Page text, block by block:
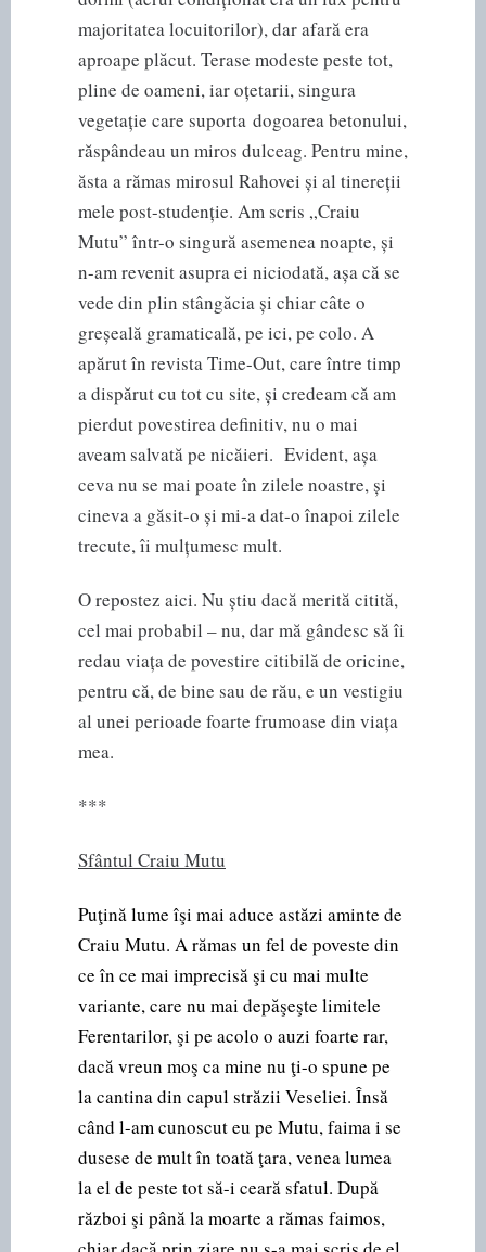
majoritatea locuitorilor), dar afară era
aproape plăcut. Terase modeste peste tot,
pline de oameni, iar oțetarii, singura
vegetație care suporta dogoarea betonului,
răspândeau un miros dulceag. Pentru mine,
ăsta a rămas mirosul Rahovei și al tinereții
mele post-studenție. Am scris „Craiu
Mutu” într-o singură asemenea noapte, și
n-am revenit asupra ei niciodată, așa că se
vede din plin stângăcia și chiar câte o
greșeală gramaticală, pe ici, pe colo. A
apărut în revista Time-Out, care între timp
a dispărut cu tot cu site, și credeam că am
pierdut povestirea definitiv, nu o mai
aveam salvată pe nicăieri. Evident, așa
ceva nu se mai poate în zilele noastre, și
cineva a găsit-o și mi-a dat-o înapoi zilele
trecute, îi mulțumesc mult.
O repostez aici. Nu știu dacă merită citită,
cel mai probabil – nu, dar mă gândesc să îi
redau viața de povestire citibilă de oricine,
pentru că, de bine sau de rău, e un vestigiu
al unei perioade foarte frumoase din viața
mea.
***
Sfântul Craiu Mutu
Puţină lume îşi mai aduce astăzi aminte de
Craiu Mutu. A rămas un fel de poveste din
ce în ce mai imprecisă şi cu mai multe
variante, care nu mai depăşeşte limitele
Ferentarilor, şi pe acolo o auzi foarte rar,
dacă vreun moş ca mine nu ţi-o spune pe
la cantina din capul străzii Veseliei. Însă
când l-am cunoscut eu pe Mutu, faima i se
dusese de mult în toată ţara, venea lumea
la el de peste tot să-i ceară sfatul. După
război şi până la moarte a rămas faimos,